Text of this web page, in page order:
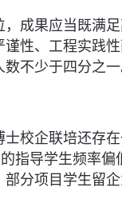
成果应当既满
性、工程实践
不少于四分之一
校企联培还存
指导学生频率
分项目学生留